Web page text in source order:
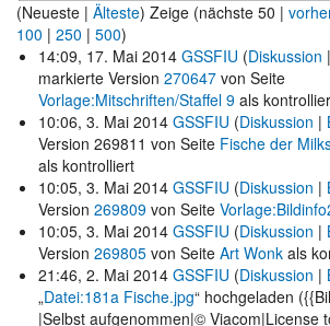
(Neueste | Älteste) Zeige (nächste 50 |
100 | 250 | 500)
14:09, 17. Mai 2014 GSSFIU (Diskussion |
markierte Version 270647 von Seite
Vorlage:Mitschriften/Staffel 9 als
10:06, 3. Mai 2014 GSSFIU (Diskussion |
Version 269811 von Seite Fische der
als kontrolliert
10:05, 3. Mai 2014 GSSFIU (Diskussion |
Version 269809 von Seite
10:05, 3. Mai 2014 GSSFIU (Diskussion |
Version 269805 von Seite Art Wonk als
21:46, 2. Mai 2014 GSSFIU (Diskussion |
„Datei:181a Fische.jpg“ hochgeladen
|Selbst aufgenommen|© Viacom|License